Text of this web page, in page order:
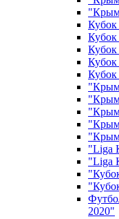
"Liga
"Liga
2020"